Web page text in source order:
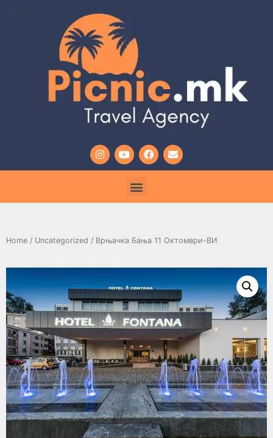
Home / Uncategorized / Врњачка Бања 11 Октомври-ВИ